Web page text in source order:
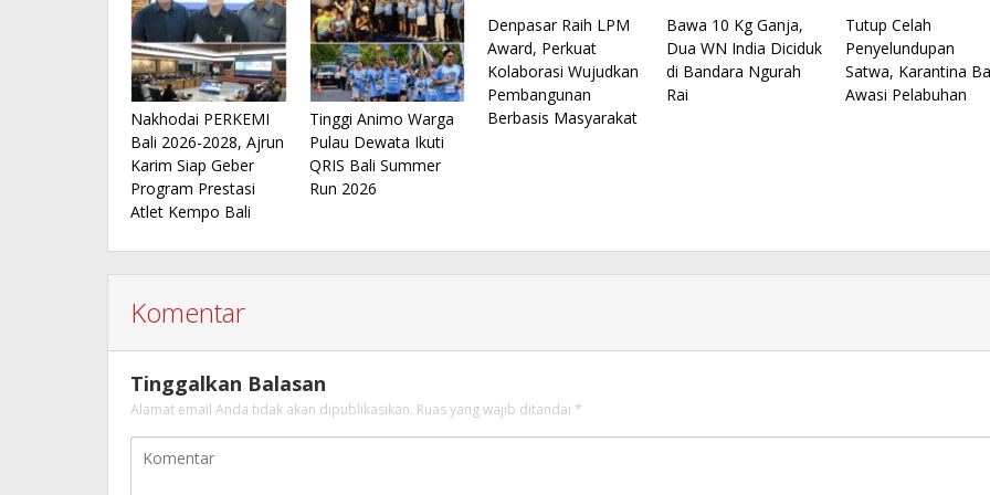
Nakhodai PERKEMI
Bali 2026-2028, Ajrun
Karim Siap Geber
Program Prestasi
Atlet Kempo Bali
Tinggi Animo Warga
Pulau Dewata Ikuti
QRIS Bali Summer
Run 2026
Denpasar Raih LPM
Award, Perkuat
Kolaborasi Wujudkan
Pembangunan
Berbasis Masyarakat
Bawa 10 Kg Ganja,
Dua WN India Diciduk
di Bandara Ngurah
Rai
Tutup Celah
Penyelundupan
Satwa, Karantina
Awasi Pelabuhan
Komentar
Tinggalkan Balasan
Alamat email Anda tidak akan dipublikasikan. Ruas yang wajib ditandai *